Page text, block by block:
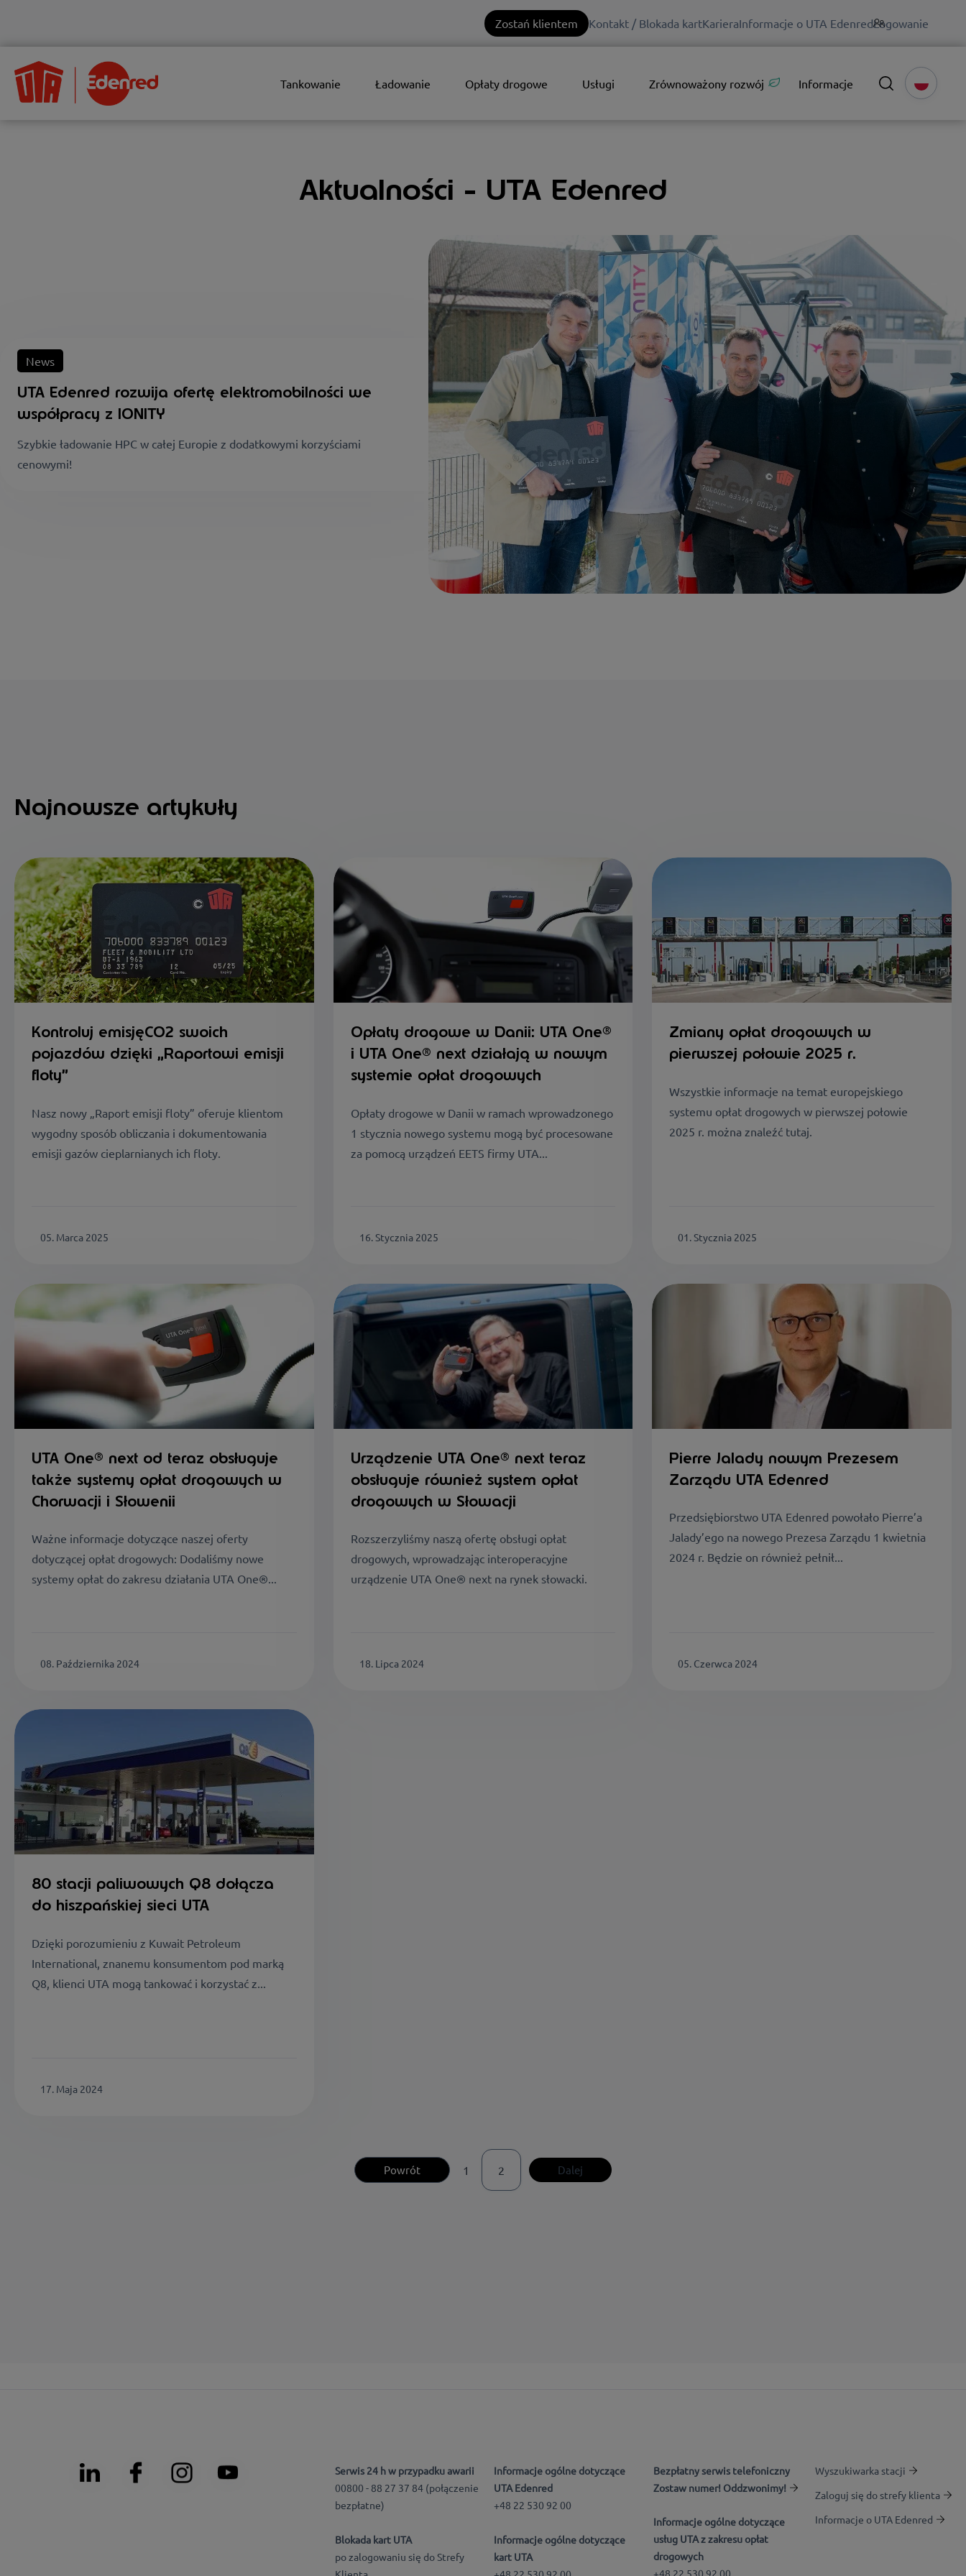
Zostań klientem Kontakt / Blokada kartKarieraInformacje o UTA EdenredLogowanie
Tankowanie Ładowanie Opłaty drogowe Usługi Zrównoważony rozwój Informacje
Aktualności - UTA Edenred
News
UTA Edenred rozwija ofertę elektromobilności we
współpracy z IONITY
Szybkie ładowanie HPC w całej Europie z dodatkowymi korzyściami
cenowymi!
Najnowsze artykuły
Kontroluj emisjęCO2 swoich
pojazdów dzięki „Raportowi emisji
floty”
Nasz nowy „Raport emisji floty” oferuje klientom
wygodny sposób obliczania i dokumentowania
emisji gazów cieplarnianych ich floty.
05. Marca 2025
Opłaty drogowe w Danii: UTA One®
i UTA One® next działają w nowym
systemie opłat drogowych
Opłaty drogowe w Danii w ramach wprowadzonego
1 stycznia nowego systemu mogą być procesowane
za pomocą urządzeń EETS firmy UTA...
16. Stycznia 2025
Zmiany opłat drogowych w
pierwszej połowie 2025 r.
Wszystkie informacje na temat europejskiego
systemu opłat drogowych w pierwszej połowie
2025 r. można znaleźć tutaj.
01. Stycznia 2025
UTA One® next od teraz obsługuje
także systemy opłat drogowych w
Chorwacji i Słowenii
Ważne informacje dotyczące naszej oferty
dotyczącej opłat drogowych: Dodaliśmy nowe
systemy opłat do zakresu działania UTA One®...
08. Października 2024
Urządzenie UTA One® next teraz
obsługuje również system opłat
drogowych w Słowacji
Rozszerzyliśmy naszą ofertę obsługi opłat
drogowych, wprowadzając interoperacyjne
urządzenie UTA One® next na rynek słowacki.
18. Lipca 2024
Pierre Jalady nowym Prezesem
Zarządu UTA Edenred
Przedsiębiorstwo UTA Edenred powołało Pierre’a
Jalady’ego na nowego Prezesa Zarządu 1 kwietnia
2024 r. Będzie on również pełnił...
05. Czerwca 2024
80 stacji paliwowych Q8 dołącza
do hiszpańskiej sieci UTA
Dzięki porozumieniu z Kuwait Petroleum
International, znanemu konsumentom pod marką
Q8, klienci UTA mogą tankować i korzystać z...
17. Maja 2024
Powrót 1 2 Dalej
Serwis 24 h w przypadku awarii
00800 - 88 27 37 84 (połączenie
bezpłatne)
Blokada kart UTA
po zalogowaniu się do Strefy
Informacje ogólne dotyczące
UTA Edenred
+48 22 530 92 00
Informacje ogólne dotyczące
kart UTA
Bezpłatny serwis telefoniczny
Zostaw numer! Oddzwonimy!
Informacje ogólne dotyczące
usług UTA z zakresu opłat
drogowych
+48 22 530 92 00
Wyszukiwarka stacji
Zaloguj się do strefy klienta
Informacje o UTA Edenred